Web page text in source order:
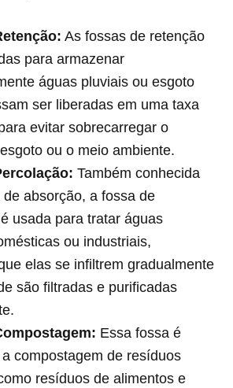
As fossas de retenção
para armazenar
águas pluviais ou esgoto
ser liberadas em uma taxa
evitar sobrecarregar o
ou o meio ambiente.
Também conhecida
absorção, a fossa de
usada para tratar águas
ou industriais,
elas se infiltrem gradualmente
são filtradas e purificadas
Essa fossa é
compostagem de resíduos
resíduos de alimentos e